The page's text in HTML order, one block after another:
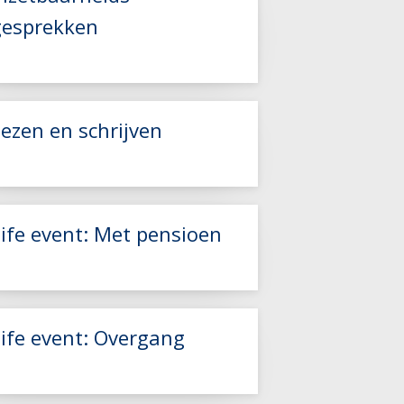
en schrijven
Lees meer
event: Met pensioen
event: Overgang